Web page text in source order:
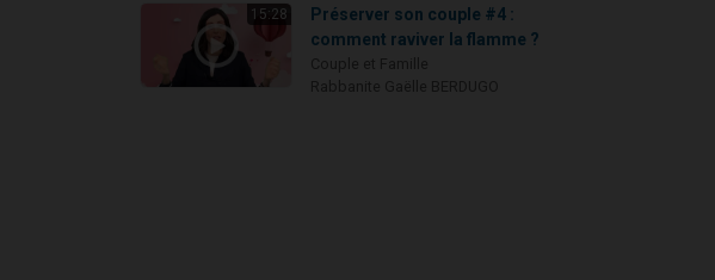
15:28
Préserver son couple #4 :
comment raviver la flamme ?